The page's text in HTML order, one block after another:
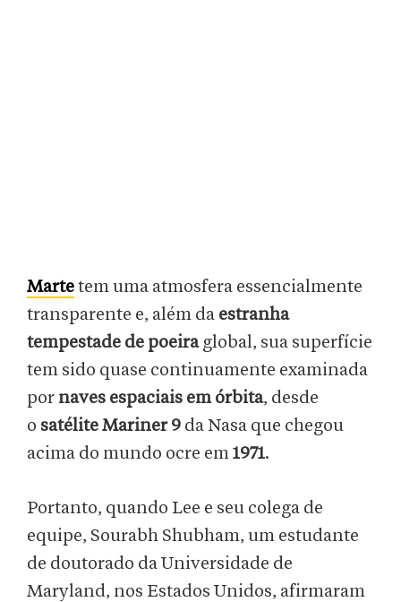
Martetem uma atmosfera essencialmente
transparente e, além da estranha
tempestade de poeiraglobal, sua superfície
tem sido quase continuamente examinada
por naves espaciais em órbita, desde
o satélite Mariner 9 da Nasa que chegou
acima do mundo ocre em1971.
Portanto, quando Lee e seu colega de
equipe, Sourabh Shubham, um estudante
de doutorado da Universidade de
Maryland, nos Estados Unidos, afirmaram